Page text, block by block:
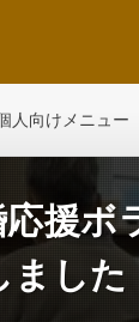
人向けメニュー
援ボ
ました